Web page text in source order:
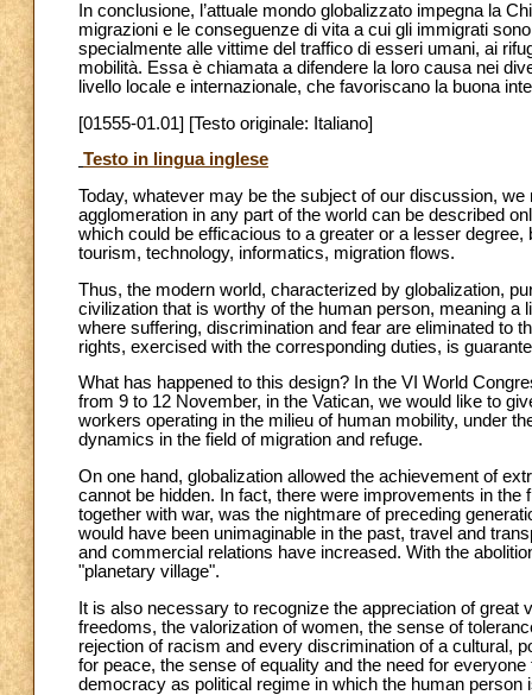
In conclusione, l’attuale mondo globalizzato impegna la
migrazioni e le conseguenze di vita a cui gli immigrati
specialmente alle vittime del traffico di esseri umani, ai
mobilità. Essa è chiamata a difendere la loro causa nei
livello locale e internazionale, che favoriscano la buona
[01555-01.01] [Testo originale: Italiano]
Testo in lingua inglese
Today, whatever may be the subject of our discussion,
agglomeration in any part of the world can be described
which could be efficacious to a greater or a lesser
tourism, technology, informatics, migration flows.
Thus, the modern world, characterized by globalization,
civilization that is worthy of the human person, meaning
where suffering, discrimination and fear are eliminated to
rights, exercised with the corresponding duties, is
What has happened to this design? In the VI World
from 9 to 12 November, in the Vatican, we would like to
workers operating in the milieu of human mobility, under
dynamics in the field of migration and refuge.
On one hand, globalization allowed the achievement of
cannot be hidden. In fact, there were improvements in
together with war, was the nightmare of preceding
would have been unimaginable in the past, travel and
and commercial relations have increased. With the
"planetary village".
It is also necessary to recognize the appreciation of
freedoms, the valorization of women, the sense of
rejection of racism and every discrimination of a cultural,
for peace, the sense of equality and the need for
democracy as political regime in which the human